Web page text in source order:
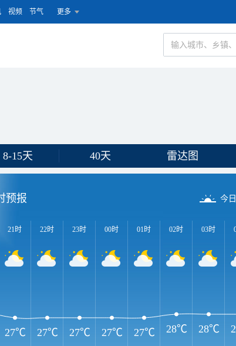
视频 节气 更多
8-15天 40天 雷达图
预报 今
21时 22时 23时 00时 01时 02时 03时
27℃ 27℃ 27℃ 27℃ 27℃ 28℃ 28℃